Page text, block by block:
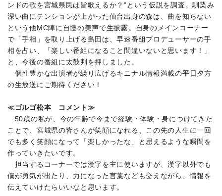
ンドの歌を宮城県民は皆歌えるか？”という仮説を調査。馴染み
深い曲にテンションが上がった仙台出身の森は、曲を知らない
という他MC陣に自慢の美声で生披露。自身のメインコーナー
で「手相」を取り上げる島田は、早速番組プロデューサーの手
相を占い、「楽しい番組になること間違いないと思います！」
と、今後の番組に太鼓判を押しました。
個性豊かな出演者が繰り広げるキニナル情報満載の平日夕方
の生放送にご期待ください！
≪ゴルゴ松本 コメント≫
50歳の私が、今の年齢で今まで経験・体験・身につけてきた
ことで、宮城県の皆さんが笑顔になれる、この先の人生に一回
でも多く笑顔になって「楽しかったな」と思えるような瞬間を
作っていきたいです。
担当するコーナーでは漢字を主に使いますが、漢字以外でも
僕が勇気が出たり、力になった言葉なども交えながら、情報を
伝えていけたらいいなと思います。